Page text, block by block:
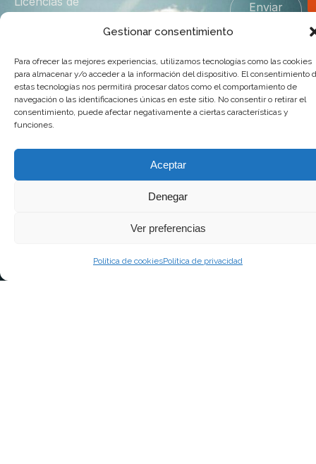
Gestionar consentimiento
Para ofrecer las mejores experiencias, utilizamos tecnologías como las cookies
para almacenar y/o acceder a la información del dispositivo. El consentimiento
estas tecnologías nos permitirá procesar datos como el comportamiento de
navegación o las identificaciones únicas en este sitio. No consentir o retirar el
consentimiento, puede afectar negativamente a ciertas características y
funciones.
Aceptar
Denegar
Ver preferencias
Política de cookiesPolítica de privacidad
Donación
Contacto
Enviar
© 2025 Goya Producciones. Todos los derechos reservados.